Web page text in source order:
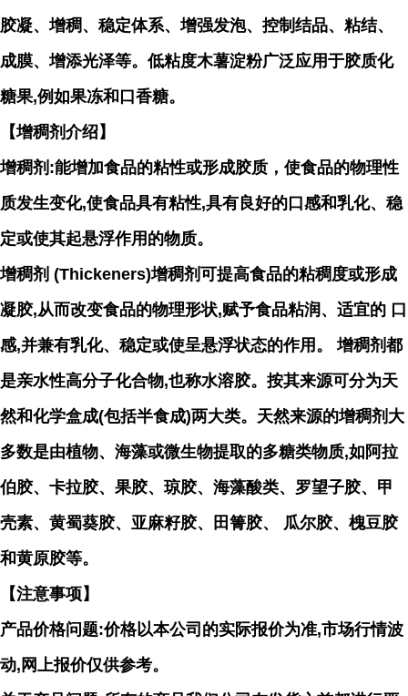
胶凝、增稠、稳定体系、增强发泡、控制结品、粘结、
成膜、增添光泽等。低粘度木薯淀粉广泛应用于胶质化
糖果,例如果冻和口香糖。
【增稠剂介绍】
增稠剂:能增加食品的粘性或形成胶质，使食品的物理性
质发生变化,使食品具有粘性,具有良好的口感和乳化、稳
定或使其起悬浮作用的物质。
增稠剂 (Thickeners)增稠剂可提高食品的粘稠度或形成
凝胶,从而改变食品的物理形状,赋予食品粘润、适宜的 口
感,并兼有乳化、稳定或使呈悬浮状态的作用。 增稠剂都
是亲水性高分子化合物,也称水溶胶。按其来源可分为天
然和化学盒成(包括半食成)两大类。天然来源的增稠剂大
多数是由植物、海藻或微生物提取的多糖类物质,如阿拉
伯胶、卡拉胶、果胶、琼胶、海藻酸类、罗望子胶、甲
壳素、黄蜀葵胶、亚麻籽胶、田 箐胶、 瓜尔胶、槐豆胶
和黄原胶等。
【注意事项】
产品价格问题:价格以本公司的实际报价为准,市场行情波
动,网上报价仅供参考。